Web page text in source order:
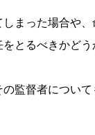
まった場合や、
とるべきかど
監督者につい